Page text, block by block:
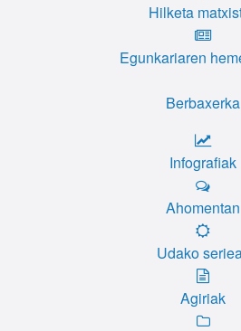
Hilketa
Egunkariaren
Berbaxerka
Infografiak
Ahomentan
Udako
Agiriak